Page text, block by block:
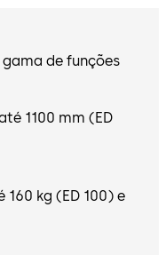
de funções
1100 mm (ED
160 kg (ED 100) e